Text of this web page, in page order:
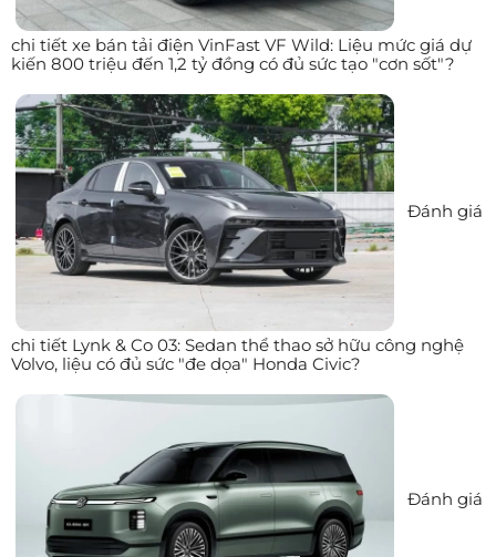
chi tiết xe bán tải điện VinFast VF Wild: Liệu mức giá dự
kiến 800 triệu đến 1,2 tỷ đồng có đủ sức tạo "cơn sốt"?
Đánh giá
chi tiết Lynk & Co 03: Sedan thể thao sở hữu công nghệ
Volvo, liệu có đủ sức "đe dọa" Honda Civic?
Đánh giá